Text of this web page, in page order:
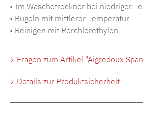
• Im Wäschetrockner bei niedriger
• Bügeln mit mittlerer Temperatur
• Reinigen mit Perchlorethylen
Fragen zum Artikel "Aigredoux
Details zur Produktsicherheit